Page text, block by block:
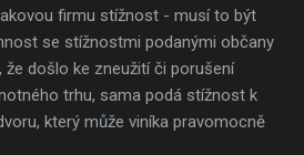
firmu stížnost - musí to být
se stížnostmi podanými občany
že došlo ke zneužití či porušení
trhu, sama podá stížnost k
který může viníka pravomocně